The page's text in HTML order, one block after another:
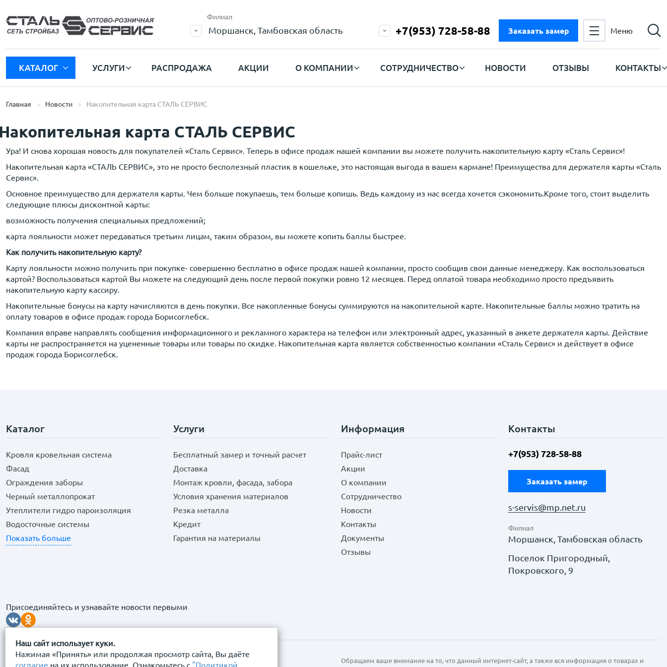
Наш сайт использует куки.
Нажимая «Принять» или продолжая просмотр сайта, Вы даёте
согласие на их использование. Ознакомьтесь с "Политикой
Филиал
Моршанск, Тамбовская область +7(953) 728-58-88 Заказать замер Меню
КАТАЛОГ УСЛУГИ РАСПРОДАЖА АКЦИИ О КОМПАНИИ СОТРУДНИЧЕСТВО НОВОСТИ ОТЗЫВЫ КОНТАКТЫ
Главная Новости Накопительная карта СТАЛЬ СЕРВИС
карта СТАЛЬ СЕРВИС
Ура! И снова хорошая новость для покупателей «Сталь Сервис». Теперь в офисе продаж нашей компании вы можете получить накопительную карту «Сталь Сервис»!
Накопительная карта «СТАЛЬ СЕРВИС», это не просто бесполезный пластик в кошельке, это настоящая выгода в вашем кармане! Преимущества для держателя карты «Сталь
Сервис».
Основное преимущество для держателя карты. Чем больше покупаешь, тем больше копишь. Ведь каждому из нас всегда хочется сэкономить.Кроме того, стоит выделить
следующие плюсы дисконтной карты:
возможность получения специальных предложений;
карта лояльности может передаваться третьим лицам, таким образом, вы можете копить баллы быстрее.
Как получить накопительную карту?
Карту лояльности можно получить при покупке- совершенно бесплатно в офисе продаж нашей компании, просто сообщив свои данные менеджеру. Как воспользоваться
картой? Воспользоваться картой Вы можете на следующий день после первой покупки ровно 12 месяцев. Перед оплатой товара необходимо просто предъявить
накопительную карту кассиру.
Накопительные бонусы на карту начисляются в день покупки. Все накопленные бонусы суммируются на накопительной карте. Накопительные баллы можно тратить на
оплату товаров в офисе продаж города Борисоглебск.
Компания вправе направлять сообщения информационного и рекламного характера на телефон или электронный адрес, указанный в анкете держателя карты. Действие
карты не распространяется на уцененные товары или товары по скидке. Накопительная карта является собственностью компании «Сталь Сервис» и действует в офисе
продаж города Борисоглебск.
Каталог
Кровля кровельная система
Фасад
Ограждения заборы
Черный металлопрокат
Утеплители гидро пароизоляция
Водосточные системы
Показать больше
Услуги
Бесплатный замер и точный расчет
Доставка
Монтаж кровли, фасада, забора
Условия хранения материалов
Резка металла
Кредит
Гарантия на материалы
Информация
Прайс-лист
Акции
О компании
Сотрудничество
Новости
Контакты
Документы
Отзывы
Контакты
+7(953) 728-58-88
Заказать замер
s-servis@mp.net.ru
Филиал
Моршанск, Тамбовская область
Поселок Пригородный,
Покровского, 9
Присоединяйтесь и узнавайте новости первыми
Обращаем ваше внимание на то, что данный интернет-сайт, а также вся информация о товарах и